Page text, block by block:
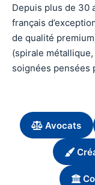
Depuis plus de 30
français
de qualité
(spirale
soignées pensées
Avocats